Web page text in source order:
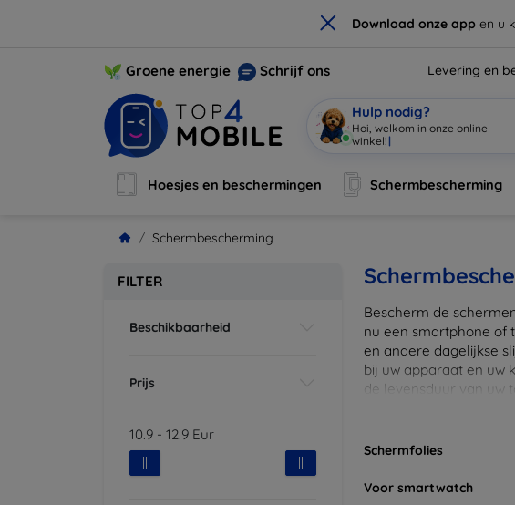
× Download onze app en u
Groene energie Schrijf ons Levering en
Hulp nodig?
Hoi, welkom in onze online
winkel!|
Hoesjes en beschermingen Schermbescherming
Schermbescherming
FILTER
Beschikbaarheid
Prijs
10.9 - 12.9 Eur
Bescherm de
nu een smartphone of
en andere dagelijkse
bij uw apparaat en uw
de levensduur van uw
Schermfolies
Voor smartwatch